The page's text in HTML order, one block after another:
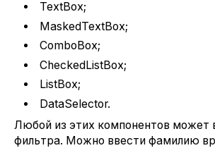
TextBox;
MaskedTextBox;
ComboBox;
CheckedListBox;
ListBox;
DataSelector.
Любой из этих компонентов может
фильтра. Можно ввести фамилию